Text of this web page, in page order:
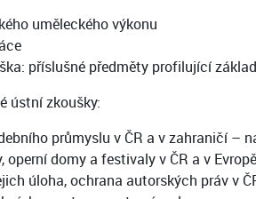
uměleckého výkonu
příslušné předměty profilující
ústní zkoušky:
průmyslu v ČR a v zahraničí –
operní domy a festivaly v ČR a v Evropě
úloha, ochrana autorských práv v